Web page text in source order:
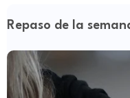
Repaso de la